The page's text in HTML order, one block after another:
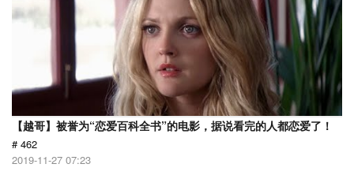
【越哥】被誉为“恋爱百科全书”的电影，据说看完的人都恋爱了！
# 462
2019-11-27 07:23